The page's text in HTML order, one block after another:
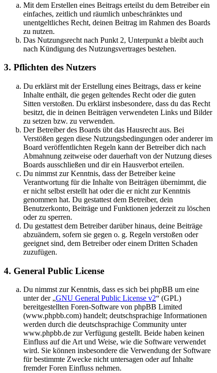
Mit dem Erstellen eines Beitrags erteilst du dem Betreiber ein
einfaches, zeitlich und räumlich unbeschränktes und
unentgeltliches Recht, deinen Beitrag im Rahmen des Boards
zu nutzen.
Das Nutzungsrecht nach Punkt 2, Unterpunkt a bleibt auch
nach Kündigung des Nutzungsvertrages bestehen.
3. Pflichten des Nutzers
Du erklärst mit der Erstellung eines Beitrags, dass er keine
Inhalte enthält, die gegen geltendes Recht oder die guten
Sitten verstoßen. Du erklärst insbesondere, dass du das Recht
besitzt, die in deinen Beiträgen verwendeten Links und Bilder
zu setzen bzw. zu verwenden.
Der Betreiber des Boards übt das Hausrecht aus. Bei
Verstößen gegen diese Nutzungsbedingungen oder anderer im
Board veröffentlichten Regeln kann der Betreiber dich nach
Abmahnung zeitweise oder dauerhaft von der Nutzung dieses
Boards ausschließen und dir ein Hausverbot erteilen.
Du nimmst zur Kenntnis, dass der Betreiber keine
Verantwortung für die Inhalte von Beiträgen übernimmt, die
er nicht selbst erstellt hat oder die er nicht zur Kenntnis
genommen hat. Du gestattest dem Betreiber, dein
Benutzerkonto, Beiträge und Funktionen jederzeit zu löschen
oder zu sperren.
Du gestattest dem Betreiber darüber hinaus, deine Beiträge
abzuändern, sofern sie gegen o. g. Regeln verstoßen oder
geeignet sind, dem Betreiber oder einem Dritten Schaden
zuzufügen.
4. General Public License
Du nimmst zur Kenntnis, dass es sich bei phpBB um eine
unter der „GNU General Public License v2“ (GPL)
bereitgestellten Foren-Software von phpBB Limited
(www.phpbb.com) handelt; deutschsprachige Informationen
werden durch die deutschsprachige Community unter
www.phpbb.de zur Verfügung gestellt. Beide haben keinen
Einfluss auf die Art und Weise, wie die Software verwendet
wird. Sie können insbesondere die Verwendung der Software
für bestimmte Zwecke nicht untersagen oder auf Inhalte
fremder Foren Einfluss nehmen.